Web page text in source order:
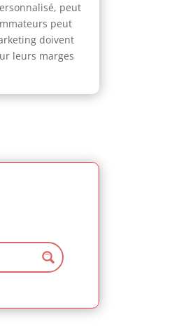
peut
peut
doivent
leurs marges